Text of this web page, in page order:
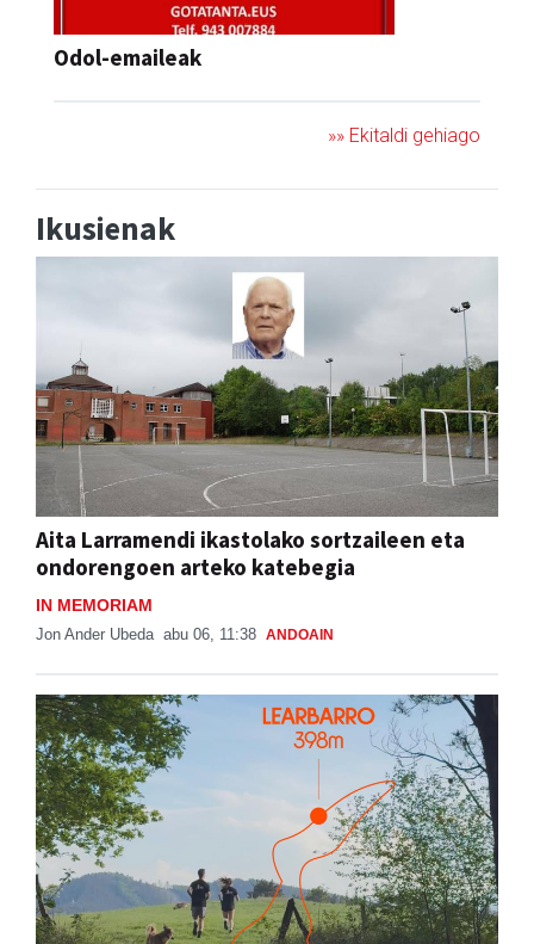
Odol-emaileak
»» Ekitaldi gehiago
Ikusienak
Aita Larramendi ikastolako sortzaileen eta
ondorengoen arteko katebegia
IN MEMORIAM
Jon Ander Ubeda abu 06, 11:38 ANDOAIN